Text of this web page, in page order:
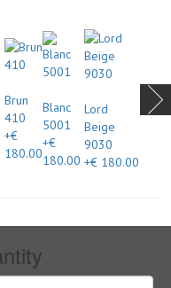
Brun
410
+€
180.00
Blanc
5001
+€
180.00
Lord
Beige
9030
+€ 180.00